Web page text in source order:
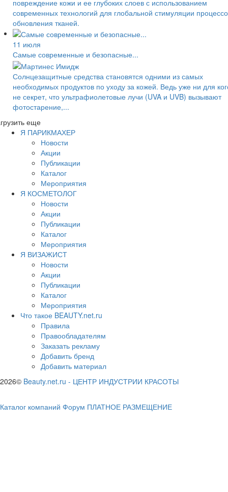
повреждение кожи и ее глубоких слоев с использованием
современных технологий для глобальной стимуляции
обновления тканей.
11 июля
Самые современные и безопасные...
Солнцезащитные средства становятся одними из самых
необходимых продуктов по уходу за кожей. Ведь уже ни для
не секрет, что ультрафиолетовые лучи (UVA и UVB) вызывают
фотостарение,...
еще
Я ПАРИКМАХЕР
Новости
Акции
Публикации
Каталог
Мероприятия
Я КОСМЕТОЛОГ
Новости
Акции
Публикации
Каталог
Мероприятия
Я ВИЗАЖИСТ
Новости
Акции
Публикации
Каталог
Мероприятия
Что такое BEAUTY.net.ru
Правила
Правообладателям
Заказать рекламу
Добавить бренд
Добавить материал
2026© Beauty.net.ru - ЦЕНТР ИНДУСТРИИ КРАСОТЫ
Каталог компаний Форум ПЛАТНОЕ РАЗМЕЩЕНИЕ